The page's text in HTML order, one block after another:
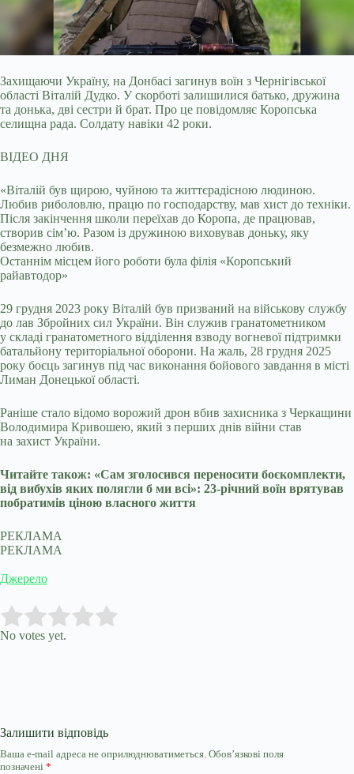
Захищаючи Україну, на Донбасі загинув воїн з Чернігівської
області Віталій Дудко. У скорботі залишилися батько, дружина
та донька, дві сестри й брат. Про це повідомляє Коропська
селищна рада. Солдату навіки 42 роки.
ВІДЕО ДНЯ
«Віталій був щирою, чуйною та життєрадісною людиною.
Любив риболовлю, працю по господарству, мав хист до техніки.
Після закінчення школи переїхав до Коропа, де працював,
створив сім’ю. Разом із дружиною виховував доньку, яку
безмежно любив.
Останнім місцем його роботи була філія «Коропський
райавтодор»
29 грудня 2023 року Віталій був призваний на військову службу
до лав Збройних сил України. Він служив гранатометником
у складі гранатометного відділення взводу вогневої підтримки
батальйону територіальної оборони. На жаль, 28 грудня 2025
року боєць загинув під час виконання бойового завдання в місті
Лиман Донецької області.
Раніше стало відомо ворожий дрон вбив захисника з Черкащини
Володимира Кривошею, який з перших днів війни став
на захист України.
Читайте також: «Сам зголосився переносити боєкомплекти,
від вибухів яких полягли б ми всі»: 23-річний воїн врятував
побратимів ціною власного життя
РЕКЛАМА
РЕКЛАМА
Джерело
Rate this item:
No votes yet.
Залишити відповідь
Ваша e-mail адреса не оприлюднюватиметься. Обов’язкові поля
позначені *